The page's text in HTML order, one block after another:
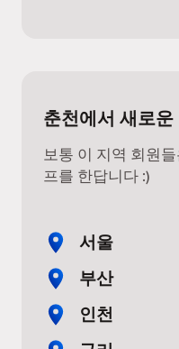
춘천에서 새로
보통 이 지역 회원
프를 한답니다 :)
서울
부산
인천